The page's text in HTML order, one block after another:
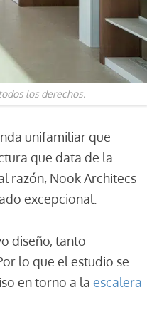
los derechos.
unifamiliar que
que data de la
razón, Nook Architecs
excepcional.
diseño, tanto
lo que el estudio se
en torno a la escalera